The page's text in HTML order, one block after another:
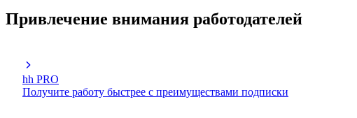
Привлечение внимания работодателей
hh PRO
Получите работу быстрее с преимуществами подписки